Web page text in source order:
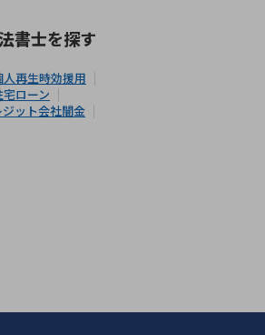
書士を探す
人再生時効援用
宅ローン
ット会社闇金